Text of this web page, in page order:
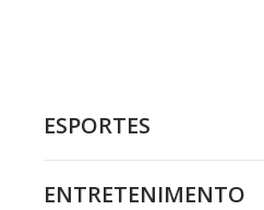
ESPORTES
ENTRETENIMENTO